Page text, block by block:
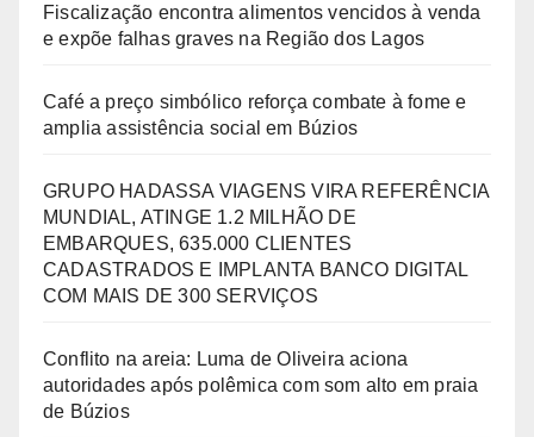
Fiscalização encontra alimentos vencidos à venda
e expõe falhas graves na Região dos Lagos
Café a preço simbólico reforça combate à fome e
amplia assistência social em Búzios
GRUPO HADASSA VIAGENS VIRA REFERÊNCIA
MUNDIAL, ATINGE 1.2 MILHÃO DE
EMBARQUES, 635.000 CLIENTES
CADASTRADOS E IMPLANTA BANCO DIGITAL
COM MAIS DE 300 SERVIÇOS
Conflito na areia: Luma de Oliveira aciona
autoridades após polêmica com som alto em praia
de Búzios